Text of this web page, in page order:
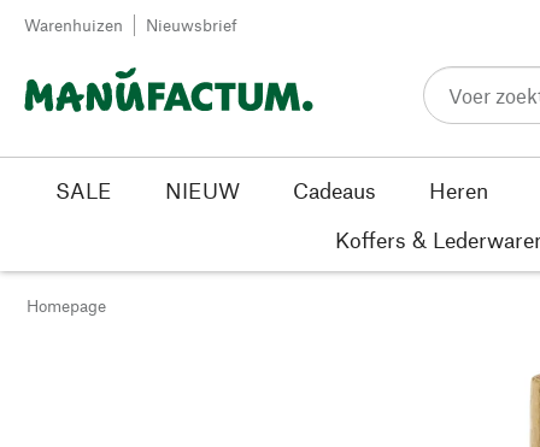
Passer au contenu
Warenhuizen Nieuwsbrief
SALE NIEUW Cadeaus
Heren
Koffers &
Homepage